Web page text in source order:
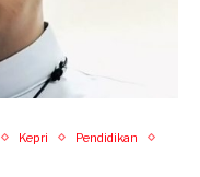
Kepri
Pendidikan